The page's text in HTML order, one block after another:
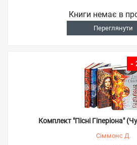
Книги немає в
Переглянути
-
Комплект "Пісні Гіперіона"
Сіммонс Д.